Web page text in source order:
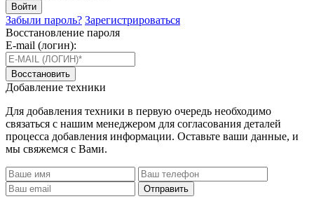
Войти
Забыли пароль? Зарегистрироваться
Восстановление пароля
E-mail (логин):
Восстановить
Добавление техники
Для добавления техники в первую очередь необходимо
связаться с нашим менеджером для согласования деталей
процесса добавления информации. Оставьте ваши данные, и
мы свяжемся с Вами.